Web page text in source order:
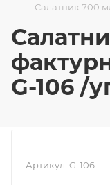
— Салатник 700
G-106 /
Артикул: G-106